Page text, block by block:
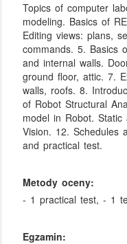
Topics of computer
modeling. Basics of
Editing views: plans,
commands. 5. Basics
and internal walls.
ground floor, attic. 7.
walls, roofs. 8.
of Robot Structural
model in Robot.
Vision. 12. Schedules
and practical test.
Metody oceny:
- 1 practical test, - 1
Egzamin: